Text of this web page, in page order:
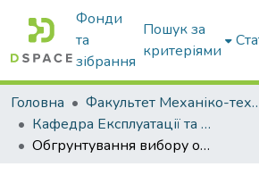
Фонди
та
зібрання
Пошук за
критеріями
Головна
Факультет
Кафедра Експлуатації та технічного сервісу машин
Обгрунтування вибору обладнання для систем крапельного зрошення виноградників